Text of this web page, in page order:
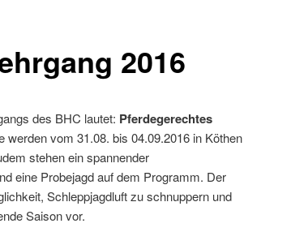
2016
des BHC lautet: Pferdegerechtes
werden vom 31.08. bis 04.09.2016 in Köthen
stehen ein spannender
eine Probejagd auf dem Programm. Der
Schleppjagdluft zu schnuppern und
Saison vor.